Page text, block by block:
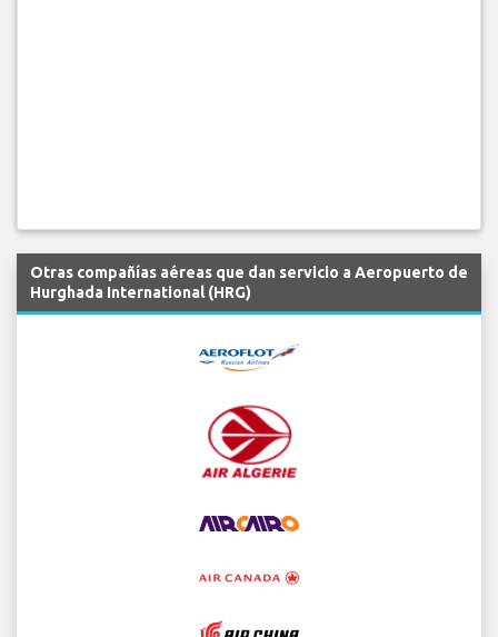
Otras compañías aéreas que dan servicio a Aeropuerto de
Hurghada International (HRG)